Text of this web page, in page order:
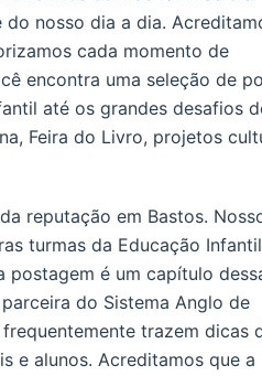
nosso dia a dia.
cada momento de
encontra uma seleção de
até os grandes desafios
Feira do Livro, projetos
reputação em Bastos.
turmas da Educação
postagem é um capítulo
do Sistema Anglo de
trazem dicas
e alunos. Acreditamos que a